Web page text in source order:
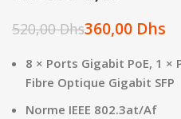
520,00Dhs360,00 Dhs
8 × Ports Gigabit PoE, 1 ×
Fibre Optique Gigabit SFP
Norme IEEE 802.3at/Af